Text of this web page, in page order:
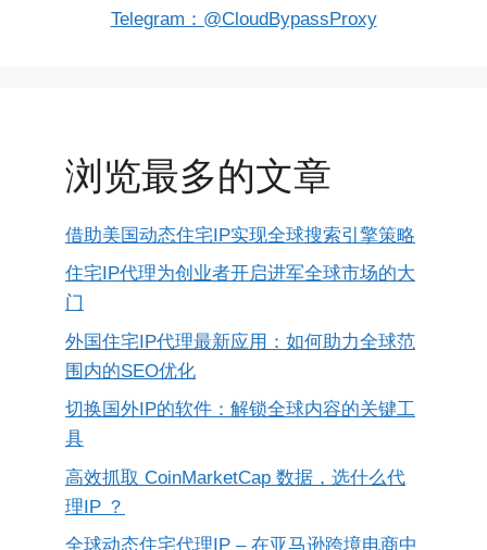
Telegram：@CloudBypassProxy
浏览最多的文章
借助美国动态住宅IP实现全球搜索引擎策略
住宅IP代理为创业者开启进军全球市场的大
门
外国住宅IP代理最新应用：如何助力全球范
围内的SEO优化
切换国外IP的软件：解锁全球内容的关键工
具
高效抓取 CoinMarketCap 数据，选什么代
理IP ？
全球动态住宅代理IP – 在亚马逊跨境电商中